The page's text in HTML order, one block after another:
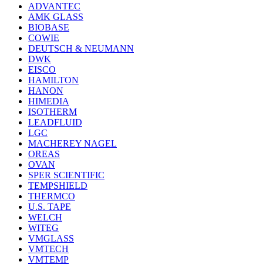
ADVANTEC
AMK GLASS
BIOBASE
COWIE
DEUTSCH & NEUMANN
DWK
EISCO
HAMILTON
HANON
HIMEDIA
ISOTHERM
LEADFLUID
LGC
MACHEREY NAGEL
OREAS
OVAN
SPER SCIENTIFIC
TEMPSHIELD
THERMCO
U.S. TAPE
WELCH
WITEG
VMGLASS
VMTECH
VMTEMP